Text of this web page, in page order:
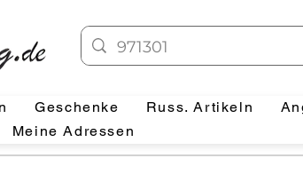
Geschenke Russ. Artikeln
Meine Adressen